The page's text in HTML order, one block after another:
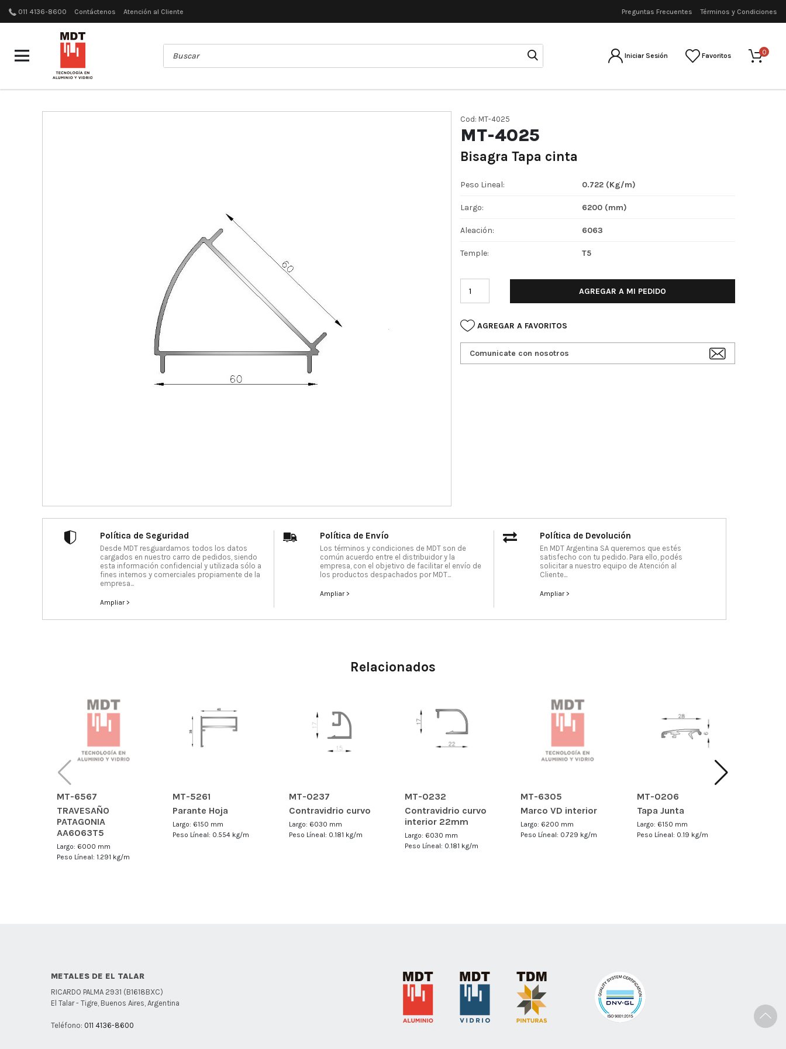
011 4136-8600 Contáctenos Atención al Cliente Preguntas Frecuentes Términos y Condiciones
Iniciar Sesión Favoritos 0
Cod: MT-4025
MT-4025
Bisagra Tapa cinta
Peso Lineal: 0.722 (Kg/m)
Largo: 6200 (mm)
Aleación: 6063
Temple: T5
AGREGAR A MI PEDIDO
AGREGAR A FAVORITOS
Comunicate con nosotros
Política de Seguridad
Desde MDT resguardamos todos los datos
cargados en nuestro carro de pedidos, siendo
esta información confidencial y utilizada sólo a
fines internos y comerciales propiamente de la
empresa...
Ampliar >
Política de Envío
Los términos y condiciones de MDT son de
común acuerdo entre el distribuidor y la
empresa, con el objetivo de facilitar el envío de
los productos despachados por MDT...
Ampliar >
Política de Devolución
En MDT Argentina SA queremos que estés
satisfecho con tu pedido. Para ello, podés
solicitar a nuestro equipo de Atención al
Cliente...
Ampliar >
Relacionados
MT-6567
TRAVESAÑO
PATAGONIA
AA6063T5
Largo: 6000 mm
Peso Líneal: 1.291 kg/m
MT-5261
Parante Hoja
Largo: 6150 mm
Peso Líneal: 0.554 kg/m
MT-0237
Contravidrio curvo
Largo: 6030 mm
Peso Líneal: 0.181 kg/m
MT-0232
Contravidrio curvo
interior 22mm
Largo: 6030 mm
Peso Líneal: 0.181 kg/m
MT-6305
Marco VD interior
Largo: 6200 mm
Peso Líneal: 0.729 kg/m
MT-0206
Tapa Junta
Largo: 6150 mm
Peso Líneal: 0.19 kg/m
METALES DE EL TALAR
RICARDO PALMA 2931 (B1618BXC)
El Talar - Tigre, Buenos Aires, Argentina
Teléfono: 011 4136-8600